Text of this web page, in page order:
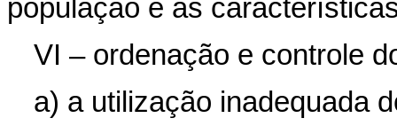
população e às
VI – ordenação e controle
a) a utilização inadequada